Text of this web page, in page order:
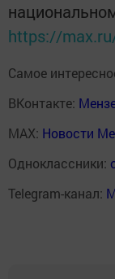
https://
Самое
ВКонтакте:
MAX: Новости
Одноклассники:
Telegram-канал: